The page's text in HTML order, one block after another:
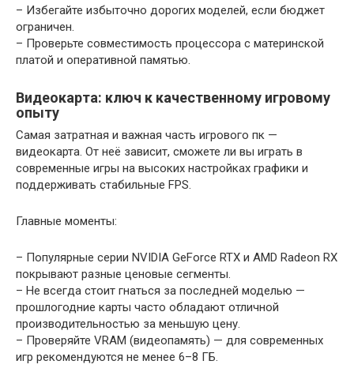
– Избегайте избыточно дорогих моделей, если бюджет
ограничен.
– Проверьте совместимость процессора с материнской
платой и оперативной памятью.
Видеокарта: ключ к качественному игровому
опыту
Самая затратная и важная часть игрового пк —
видеокарта. От неё зависит, сможете ли вы играть в
современные игры на высоких настройках графики и
поддерживать стабильные FPS.
Главные моменты:
– Популярные серии NVIDIA GeForce RTX и AMD Radeon RX
покрывают разные ценовые сегменты.
– Не всегда стоит гнаться за последней моделью —
прошлогодние карты часто обладают отличной
производительностью за меньшую цену.
– Проверяйте VRAM (видеопамять) — для современных
игр рекомендуются не менее 6–8 ГБ.